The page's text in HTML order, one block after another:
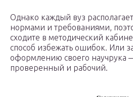
Однако каждый вуз
нормами и требованиями,
сходите в методический
способ избежать ошибок. Или
оформлению своего научрука
проверенный и рабочий.